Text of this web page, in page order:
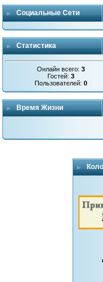
Социальные Сети
Статистика
Онлайн всего:3
Гостей:3
Пользователей:0
Время Жизни